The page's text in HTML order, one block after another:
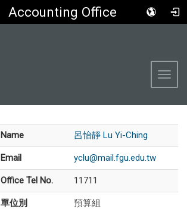
Accounting Office
Name 呂怡靜 Lu Yi-Ching
Email yclu@mail.fgu.edu.tw
Office Tel No. 11711
單位別 預算組